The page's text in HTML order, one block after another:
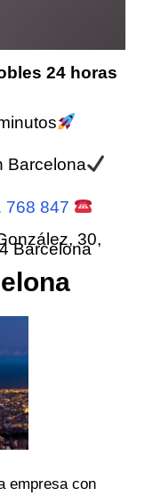
24 horas
Barcelona
768 847
30,
Barcelona
empresa con